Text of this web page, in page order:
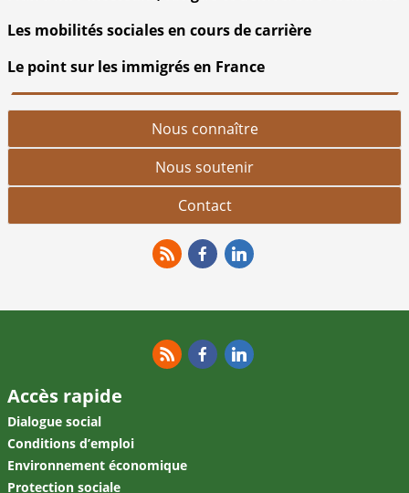
Les mobilités sociales en cours de carrière
Le point sur les immigrés en France
Nous connaître
Nous soutenir
Contact
Accès rapide
Dialogue social
Conditions d’emploi
Environnement économique
Protection sociale